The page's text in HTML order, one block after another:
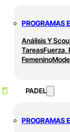
PROGRAMAS
Análisis Y
TareasFuerza,
Femenino
PADEL
PROGRAMAS